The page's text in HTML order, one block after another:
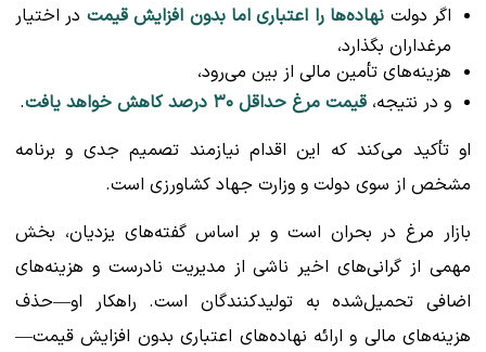
اگر دولت نهاده‌ها را اعتباری اما بدون افزایش قیمت در اختیار
مرغداران بگذارد،
هزینه‌های تأمین مالی از بین می‌رود،
و در نتیجه، قیمت مرغ حداقل ۳۰ درصد کاهش خواهد یافت
.
او تأکید می‌کند که این اقدام نیازمند تصمیم جدی و برنامه
مشخص از سوی دولت و وزارت جهاد کشاورزی است.
بازار مرغ در بحران است و بر اساس گفته‌های یزدیان، بخش
مهمی از گرانی‌های اخیر ناشی از مدیریت نادرست و هزینه‌های
اضافی تحمیل‌شده به تولیدکنندگان است. راهکار او—حذف
هزینه‌های مالی و ارائه نهاده‌های اعتباری بدون افزایش قیمت—